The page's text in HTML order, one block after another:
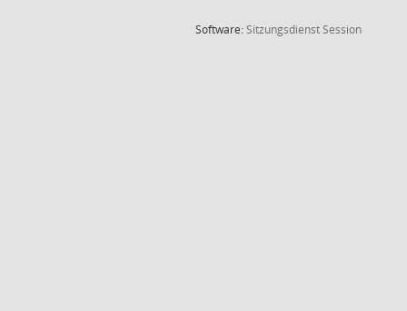
Software:SitzungsdienstSession(Wird in